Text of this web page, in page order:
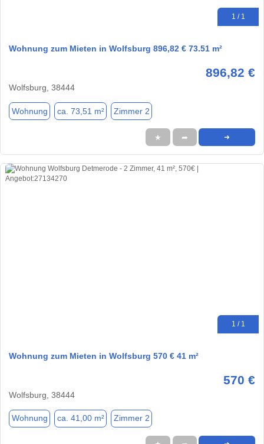
1 / 1
Wohnung zum Mieten in Wolfsburg 896,82 € 73.51 m²
896,82 €
Wolfsburg, 38444
Wohnung ca. 73,51 m² Zimmer 2
★ ➦ ➜
1 / 1
Wohnung zum Mieten in Wolfsburg 570 € 41 m²
570 €
Wolfsburg, 38444
Wohnung ca. 41,00 m² Zimmer 2